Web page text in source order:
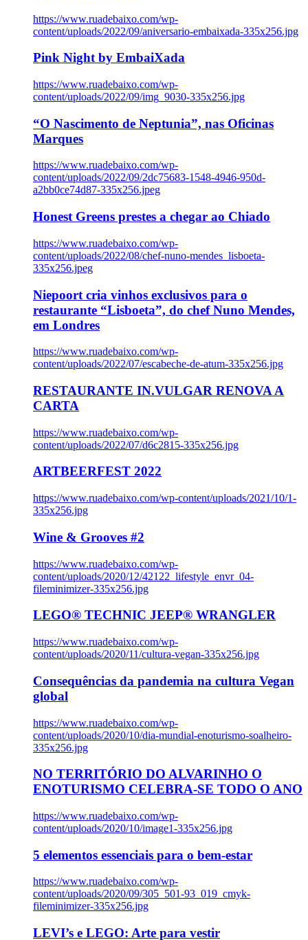
https://www.ruadebaixo.com/wp-
content/uploads/2022/09/aniversario-embaixada-335x256.jpg
Pink Night by EmbaiXada
https://www.ruadebaixo.com/wp-
content/uploads/2022/09/img_9030-335x256.jpg
“O Nascimento de Neptunia”, nas Oficinas
Marques
https://www.ruadebaixo.com/wp-
content/uploads/2022/09/2dc75683-1548-4946-950d-
a2bb0ce74d87-335x256.jpeg
Honest Greens prestes a chegar ao Chiado
https://www.ruadebaixo.com/wp-
content/uploads/2022/08/chef-nuno-mendes_lisboeta-
335x256.jpeg
Niepoort cria vinhos exclusivos para o
restaurante “Lisboeta”, do chef Nuno Mendes,
em Londres
https://www.ruadebaixo.com/wp-
content/uploads/2022/07/escabeche-de-atum-335x256.jpg
RESTAURANTE IN.VULGAR RENOVA A
CARTA
https://www.ruadebaixo.com/wp-
content/uploads/2022/07/d6c2815-335x256.jpg
ARTBEERFEST 2022
https://www.ruadebaixo.com/wp-content/uploads/2021/10/1-
335x256.jpg
Wine & Grooves #2
https://www.ruadebaixo.com/wp-
content/uploads/2020/12/42122_lifestyle_envr_04-
fileminimizer-335x256.jpg
LEGO® TECHNIC JEEP® WRANGLER
https://www.ruadebaixo.com/wp-
content/uploads/2020/11/cultura-vegan-335x256.jpg
Consequências da pandemia na cultura Vegan
global
https://www.ruadebaixo.com/wp-
content/uploads/2020/10/dia-mundial-enoturismo-soalheiro-
335x256.jpg
NO TERRITÓRIO DO ALVARINHO O
ENOTURISMO CELEBRA-SE TODO O ANO
https://www.ruadebaixo.com/wp-
content/uploads/2020/10/image1-335x256.jpg
5 elementos essenciais para o bem-estar
https://www.ruadebaixo.com/wp-
content/uploads/2020/09/305_501-93_019_cmyk-
fileminimizer-335x256.jpg
LEVI’s e LEGO: Arte para vestir